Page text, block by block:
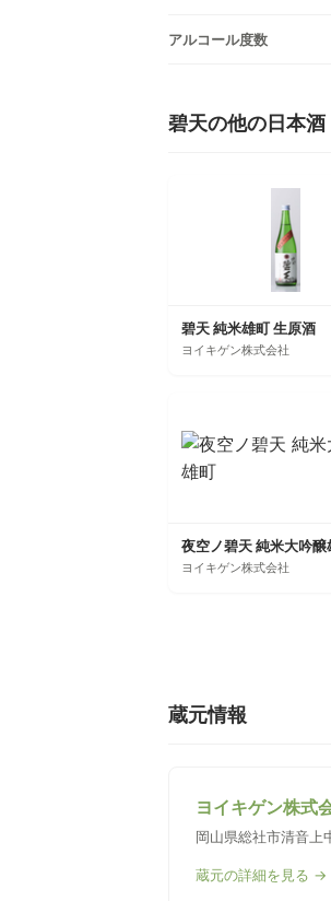
アルコール度数
碧天の他の日本酒
碧天 純米雄町 生原酒
ヨイキゲン株式会社
夜空ノ碧天 純米大吟醸
ヨイキゲン株式会社
蔵元情報
ヨイキゲン株式
岡山県総社市清音上
蔵元の詳細を見る →